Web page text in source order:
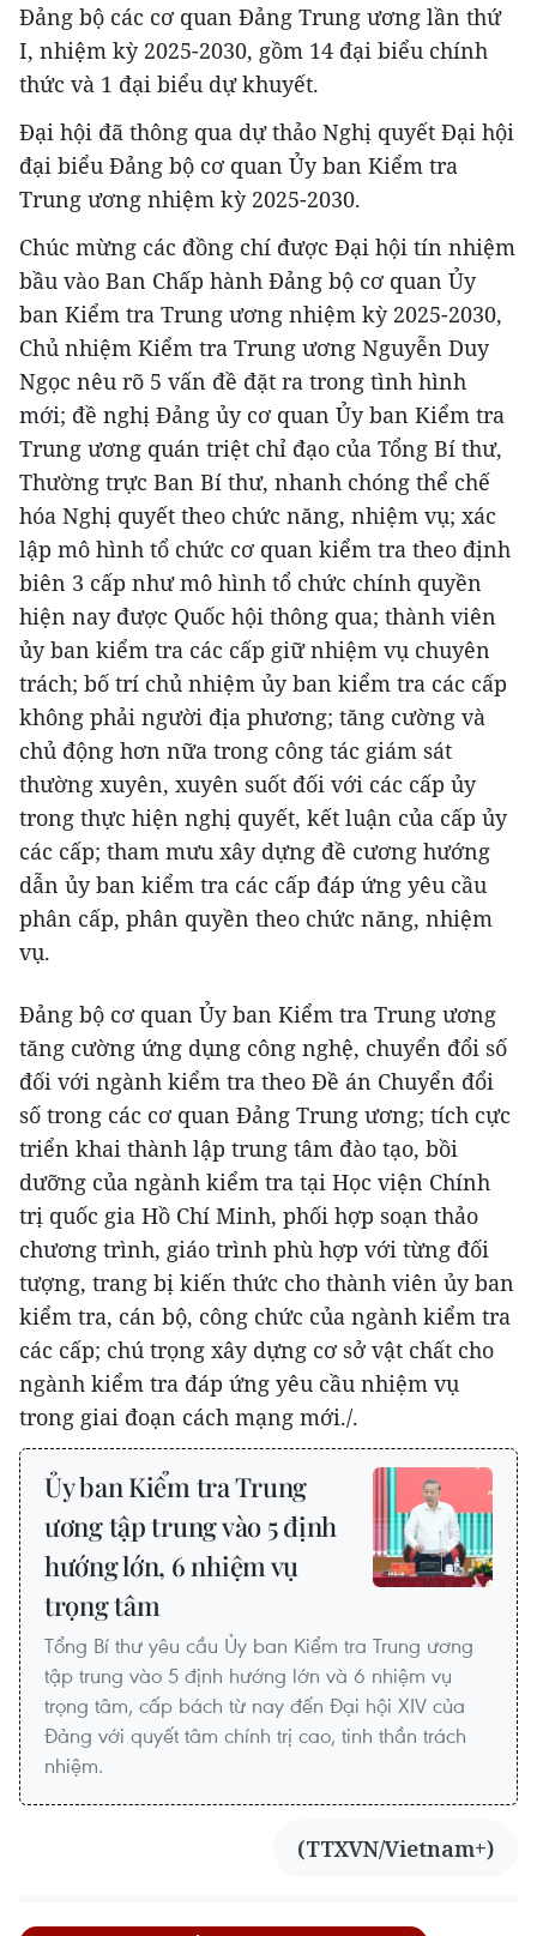
Đảng bộ các cơ quan Đảng Trung ương lần thứ
I, nhiệm kỳ 2025-2030, gồm 14 đại biểu chính
thức và 1 đại biểu dự khuyết.
Đại hội đã thông qua dự thảo Nghị quyết Đại hội
đại biểu Đảng bộ cơ quan Ủy ban Kiểm tra
Trung ương nhiệm kỳ 2025-2030.
Chúc mừng các đồng chí được Đại hội tín nhiệm
bầu vào Ban Chấp hành Đảng bộ cơ quan Ủy
ban Kiểm tra Trung ương nhiệm kỳ 2025-2030,
Chủ nhiệm Kiểm tra Trung ương Nguyễn Duy
Ngọc nêu rõ 5 vấn đề đặt ra trong tình hình
mới; đề nghị Đảng ủy cơ quan Ủy ban Kiểm tra
Trung ương quán triệt chỉ đạo của Tổng Bí thư,
Thường trực Ban Bí thư, nhanh chóng thể chế
hóa Nghị quyết theo chức năng, nhiệm vụ; xác
lập mô hình tổ chức cơ quan kiểm tra theo định
biên 3 cấp như mô hình tổ chức chính quyền
hiện nay được Quốc hội thông qua; thành viên
ủy ban kiểm tra các cấp giữ nhiệm vụ chuyên
trách; bố trí chủ nhiệm ủy ban kiểm tra các cấp
không phải người địa phương; tăng cường và
chủ động hơn nữa trong công tác giám sát
thường xuyên, xuyên suốt đối với các cấp ủy
trong thực hiện nghị quyết, kết luận của cấp ủy
các cấp; tham mưu xây dựng đề cương hướng
dẫn ủy ban kiểm tra các cấp đáp ứng yêu cầu
phân cấp, phân quyền theo chức năng, nhiệm
vụ.
Đảng bộ cơ quan Ủy ban Kiểm tra Trung ương
tăng cường ứng dụng công nghệ, chuyển đổi số
đối với ngành kiểm tra theo Đề án Chuyển đổi
số trong các cơ quan Đảng Trung ương; tích cực
triển khai thành lập trung tâm đào tạo, bồi
dưỡng của ngành kiểm tra tại Học viện Chính
trị quốc gia Hồ Chí Minh, phối hợp soạn thảo
chương trình, giáo trình phù hợp với từng đối
tượng, trang bị kiến thức cho thành viên ủy ban
kiểm tra, cán bộ, công chức của ngành kiểm tra
các cấp; chú trọng xây dựng cơ sở vật chất cho
ngành kiểm tra đáp ứng yêu cầu nhiệm vụ
trong giai đoạn cách mạng mới./.
Ủy ban Kiểm tra Trung
ương tập trung vào 5 định
hướng lớn, 6 nhiệm vụ
trọng tâm
Tổng Bí thư yêu cầu Ủy ban Kiểm tra Trung ương
tập trung vào 5 định hướng lớn và 6 nhiệm vụ
trọng tâm, cấp bách từ nay đến Đại hội XIV của
Đảng với quyết tâm chính trị cao, tinh thần trách
nhiệm.
(TTXVN/Vietnam+)